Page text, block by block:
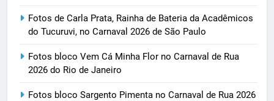
Fotos de Carla Prata, Rainha de Bateria da Acadêmicos
do Tucuruvi, no Carnaval 2026 de São Paulo
Fotos bloco Vem Cá Minha Flor no Carnaval de Rua
2026 do Rio de Janeiro
Fotos bloco Sargento Pimenta no Carnaval de Rua 2026